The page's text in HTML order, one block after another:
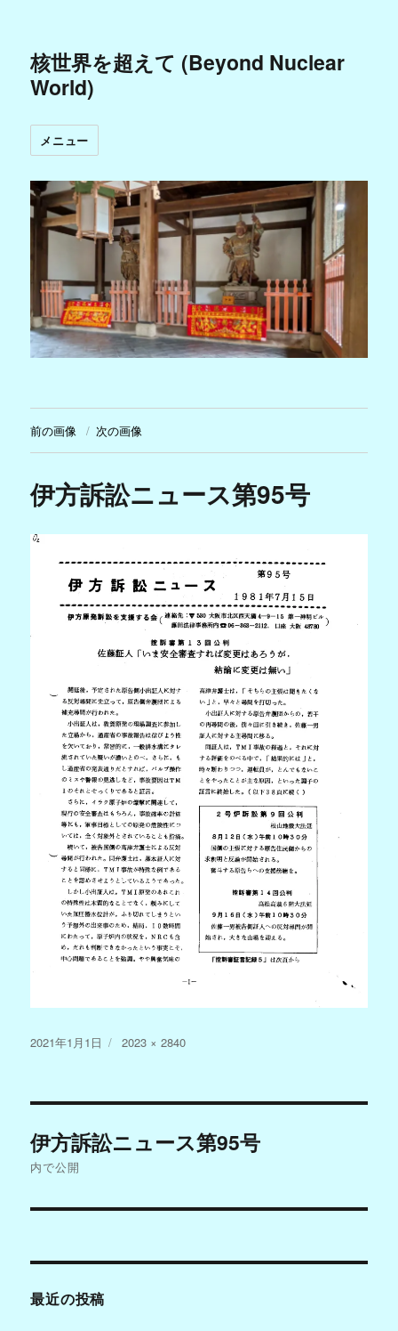
核世界を超えて (Beyond Nuclear
World)
メニュー
前の画像 次の画像
伊方訴訟ニュース第95号
投
2021年1月1日
フ
イ
2023 × 2840
稿
ゲ
ー
伊方訴訟ニュース第95号
内で公開
最近の投稿